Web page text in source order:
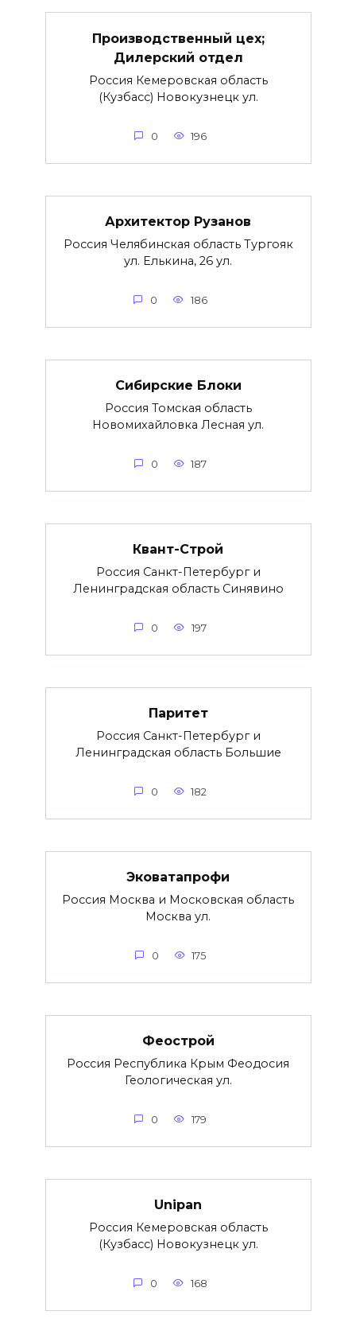
Производственный цех;
Дилерский отдел
Россия Кемеровская область
(Кузбасс) Новокузнецк ул.
0 196
Архитектор Рузанов
Россия Челябинская область Тургояк
ул. Елькина, 26 ул.
0 186
Сибирские Блоки
Россия Томская область
Новомихайловка Лесная ул.
0 187
Квант-Строй
Россия Санкт-Петербург и
Ленинградская область Синявино
0 197
Паритет
Россия Санкт-Петербург и
Ленинградская область Большие
0 182
Эковатапрофи
Россия Москва и Московская область
Москва ул.
0 175
Феострой
Россия Республика Крым Феодосия
Геологическая ул.
0 179
Unipan
Россия Кемеровская область
(Кузбасс) Новокузнецк ул.
0 168